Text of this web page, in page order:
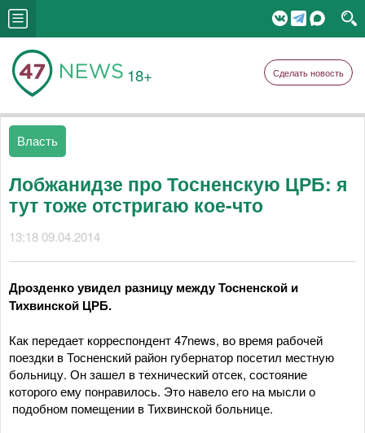
18+ Сделать новость
Власть
Лобжанидзе про Тосненскую ЦРБ: я
тут тоже отстригаю кое-что
13:18 09.04.2014
Дрозденко увидел разницу между Тосненской и
Тихвинской ЦРБ.
Как передает корреспондент 47news, во время рабочей
поездки в Тосненский район губернатор посетил местную
больницу. Он зашел в технический отсек, состояние
которого ему понравилось. Это навело его на мысли о
подобном помещении в Тихвинской больнице.